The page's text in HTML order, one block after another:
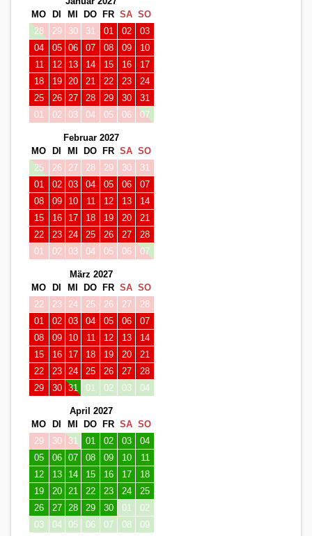
MO
DI MI DO FR SA SO
28
29 30 31 01 02
03
04
05 06 07 08 09
10
11
12 13 14 15 16
17
18
19 20 21 22 23
24
25
26 27 28 29 30
31
01
02 03 04 05 06 07
Februar 2027
MO
DI MI DO FR SA SO
25
26 27 28 29 30
31
01
02 03 04 05 06
07
08
09 10 11 12 13
14
15
16 17 18 19 20
21
22
23 24 25 26 27
28
01
02 03 04 05 06 07
März 2027
MO
DI MI DO FR SA SO
22
23 24 25 26 27
28
01
02 03 04 05 06
07
08
09 10 11 12 13
14
15
16 17 18 19 20
21
22
23 24 25 26 27
28
29
30 31 01 02 03 04
April 2027
MO
DI MI DO FR SA SO
29
30 31 01 02 03
04
05
06 07 08 09 10
11
12
13 14 15 16 17
18
19
20 21 22 23 24
25
26
27 28 29 30 01
02
03
04 05 06 07 08 09